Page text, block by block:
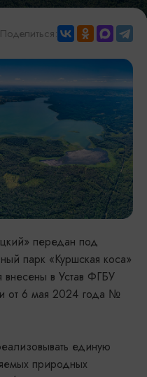
Поделиться:
передан под
парк «Куршская коса»
в Устав ФГБУ
от 6 мая 2024 года №
единую
природных